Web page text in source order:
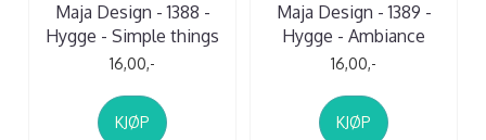
Maja Design - 1388 -
Hygge - Simple things
16,00,-
KJØP
Maja Design - 1389 -
Hygge - Ambiance
16,00,-
KJØP